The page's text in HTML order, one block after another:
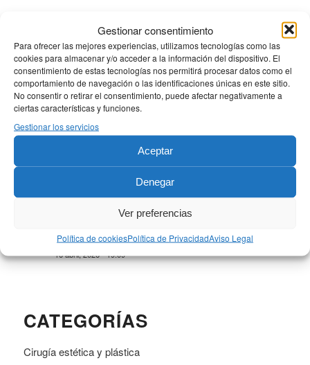
Gestionar consentimiento
Para ofrecer las mejores experiencias, utilizamos tecnologías como las
cookies para almacenar y/o acceder a la información del dispositivo. El
consentimiento de estas tecnologías nos permitirá procesar datos como el
comportamiento de navegación o las identificaciones únicas en este sitio.
No consentir o retirar el consentimiento, puede afectar negativamente a
ciertas características y funciones.
Gestionar los servicios
Aceptar
Denegar
Ver preferencias
Política de cookiesPolítica de PrivacidadAviso Legal
ÚLTIMAS NOTICIAS
Rinoplastia de preservación
25 julio, 2026 - 12:18
Lipoescultura: define tu forma para sentirte bien este
Qué valorar antes de una rinoplastia: técnica, riesgos y
Señales de alerta y soluciones
16 abril, 2026 - 19:09
CATEGORÍAS
Cirugía estética y plástica